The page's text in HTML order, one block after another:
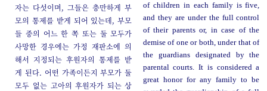
자는 다섯이며, 그들은 충만하게 부
모의 통제를 받게 되어 있는데, 부모
들 중의 어느 한 쪽 또는 둘 모두가
사망한 경우에는 가정 재판소에 의
해서 지정되는 후원자의 통제를 받
게 된다. 어떤 가족이든지 부모가 둘
모두 없는 고아의 후원자가 되는 상
of children in each family is five,
and they are under the full control
of their parents or, in case of the
demise of one or both, under that of
the guardians designated by the
parental courts. It is considered a
great honor for any family to be